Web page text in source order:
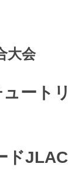
大会
ートリ
ドJLAC